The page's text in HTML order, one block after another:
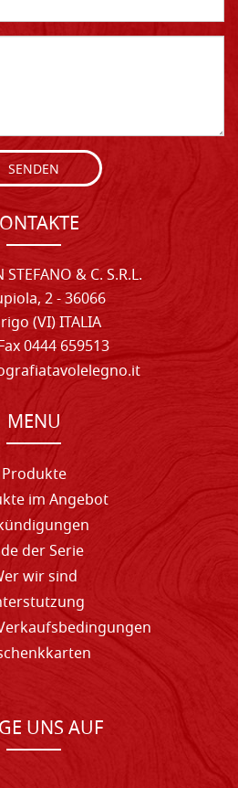
SENDEN
& C. S.R.L.
2 - 36066
(VI) ITALIA
0444 659513
MENU
Produkte
im Angebot
der Serie
wir sind
UNS AUF